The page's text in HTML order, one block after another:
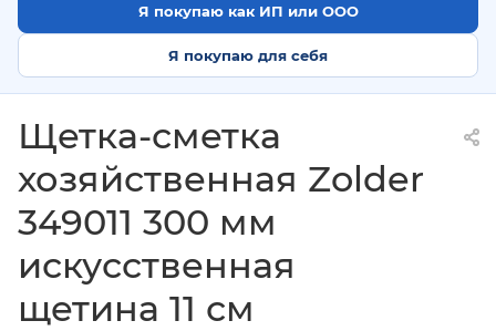
Я покупаю как ИП или ООО
Я покупаю для себя
Щетка-сметка
хозяйственная Zolder
349011 300 мм
искусственная
щетина 11 см